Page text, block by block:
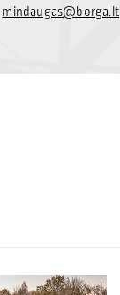
mindaugas@borga.lt